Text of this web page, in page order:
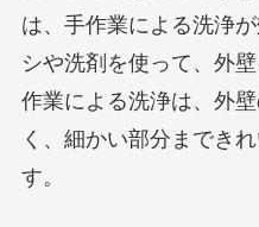
は、手作業による洗浄
シや洗剤を使って、外
作業による洗浄は、外
く、細かい部分までき
す。